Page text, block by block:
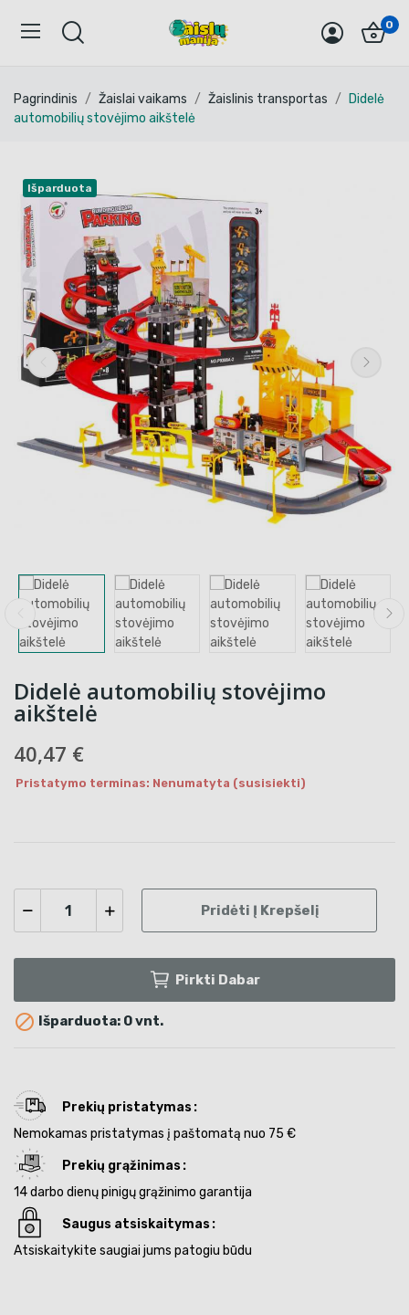
0
Pagrindinis Žaislai vaikams Žaislinis transportas
Didelė
automobilių stovėjimo aikštelė
Išparduota
Didelė automobilių stovėjimo
aikštelė
40,47 €
Pristatymo terminas: Nenumatyta (susisiekti)
Pridėti Į Krepšelį
Pirkti Dabar
 Išparduota: 0 vnt.
Prekių pristatymas
Nemokamas pristatymas į paštomatą nuo 75 €
Prekių grąžinimas
14 darbo dienų pinigų grąžinimo garantija
Saugus atsiskaitymas
Atsiskaitykite saugiai jums patogiu būdu